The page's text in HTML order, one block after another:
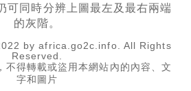
可同時分辨上圖最左及最右兩端
的灰階。
by africa.go2c.info. All Rights
Reserved.
不得轉載或盜用本網站內的內容、文
字和圖片